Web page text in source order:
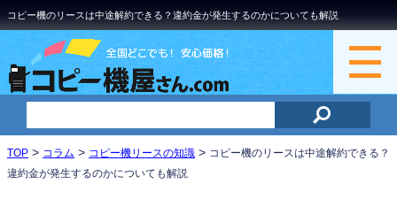
コピー機のリースは中途解約できる？違約金が発生するのかについても解説
TOP > コラム > コピー機リースの知識 > コピー機のリースは中途解約できる？
違約金が発生するのかについても解説